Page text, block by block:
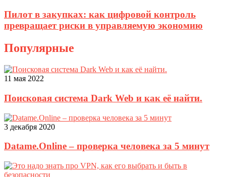
Пилот в закупках: как цифровой контроль
превращает риски в управляемую экономию
Популярные
11 мая 2022
Поисковая система Dark Web и как её найти.
3 декабря 2020
Datame.Online – проверка человека за 5 минут